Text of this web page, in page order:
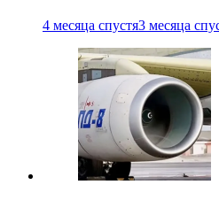
4 месяца спустя3 месяца